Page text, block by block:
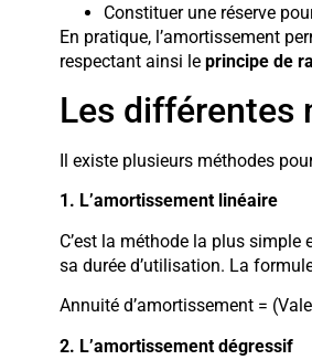
Constituer une réserve
En pratique, l’amortissement
respectant ainsi le principe de
Les différentes
Il existe plusieurs méthodes
1. L’amortissement linéaire
C’est la méthode la plus
sa durée d’utilisation. La
Annuité d’amortissement =
2. L’amortissement dégressif